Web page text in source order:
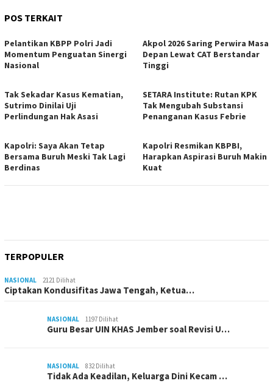
POS TERKAIT
Pelantikan KBPP Polri Jadi
Momentum Penguatan Sinergi
Nasional
Akpol 2026 Saring Perwira Masa
Depan Lewat CAT Berstandar
Tinggi
Tak Sekadar Kasus Kematian,
Sutrimo Dinilai Uji
Perlindungan Hak Asasi
SETARA Institute: Rutan KPK
Tak Mengubah Substansi
Penanganan Kasus Febrie
Kapolri: Saya Akan Tetap
Bersama Buruh Meski Tak Lagi
Berdinas
Kapolri Resmikan KBPBI,
Harapkan Aspirasi Buruh Makin
Kuat
TERPOPULER
NASIONAL 2121 Dilihat
Ciptakan Kondusifitas Jawa Tengah, Ketua…
NASIONAL 1197 Dilihat
Guru Besar UIN KHAS Jember soal Revisi U…
NASIONAL 832 Dilihat
Tidak Ada Keadilan, Keluarga Dini Kecam …